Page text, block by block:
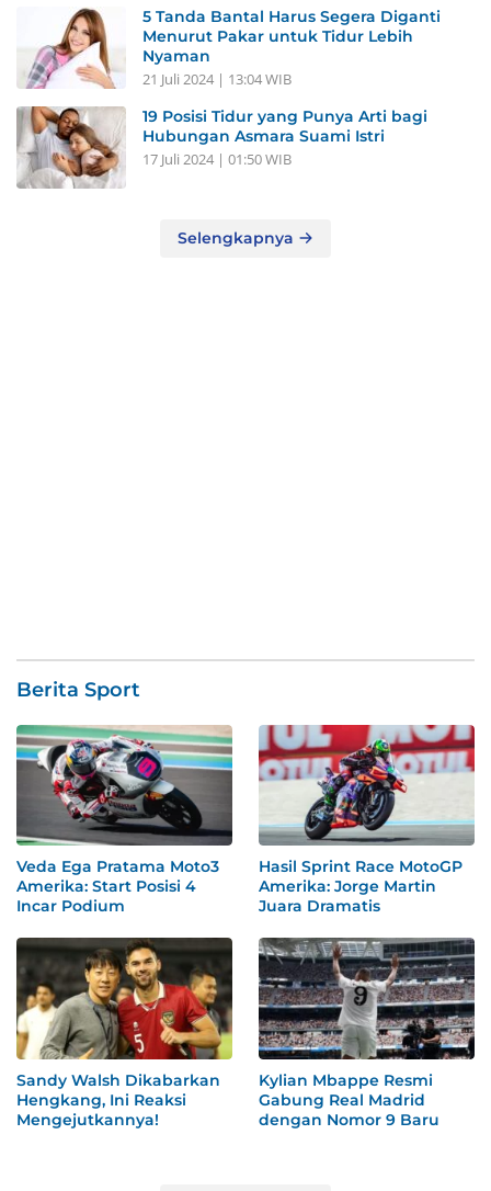
5 Tanda Bantal Harus Segera Diganti
Menurut Pakar untuk Tidur Lebih
Nyaman
21 Juli 2024 | 13:04 WIB
19 Posisi Tidur yang Punya Arti bagi
Hubungan Asmara Suami Istri
17 Juli 2024 | 01:50 WIB
Selengkapnya
Berita Sport
Veda Ega Pratama Moto3
Amerika: Start Posisi 4
Incar Podium
Hasil Sprint Race MotoGP
Amerika: Jorge Martin
Juara Dramatis
Sandy Walsh Dikabarkan
Hengkang, Ini Reaksi
Mengejutkannya!
Kylian Mbappe Resmi
Gabung Real Madrid
dengan Nomor 9 Baru